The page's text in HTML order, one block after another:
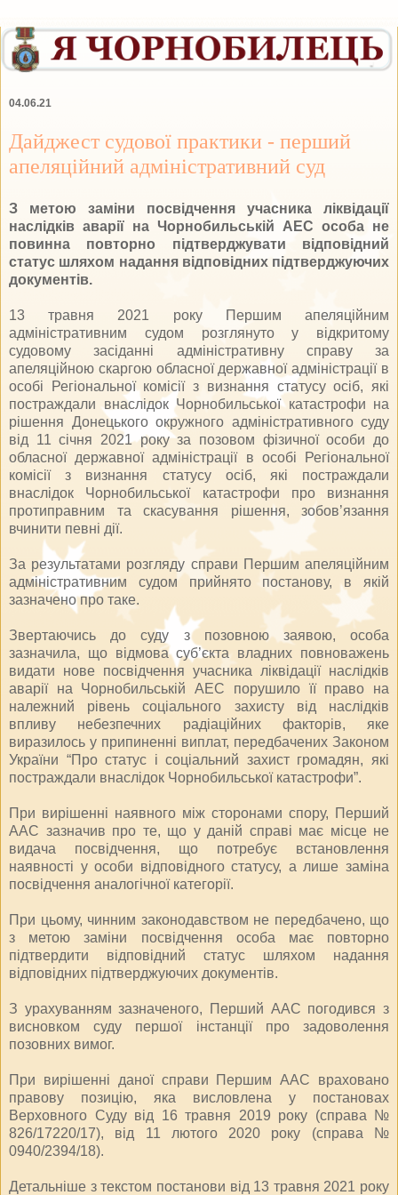
04.06.21
Дайджест судової практики - перший
апеляційний адміністративний суд
З метою заміни посвідчення учасника ліквідації
наслідків аварії на Чорнобильській АЕС особа не
повинна повторно підтверджувати відповідний
статус шляхом надання відповідних підтверджуючих
документів.
13 травня 2021 року Першим апеляційним
адміністративним судом розглянуто у відкритому
судовому засіданні адміністративну справу за
апеляційною скаргою обласної державної адміністрації в
особі Регіональної комісії з визнання статусу осіб, які
постраждали внаслідок Чорнобильської катастрофи на
рішення Донецького окружного адміністративного суду
від 11 січня 2021 року за позовом фізичної особи до
обласної державної адміністрації в особі Регіональної
комісії з визнання статусу осіб, які постраждали
внаслідок Чорнобильської катастрофи про визнання
протиправним та скасування рішення, зобов’язання
вчинити певні дії.
За результатами розгляду справи Першим апеляційним
адміністративним судом прийнято постанову, в якій
зазначено про таке.
Звертаючись до суду з позовною заявою, особа
зазначила, що відмова суб’єкта владних повноважень
видати нове посвідчення учасника ліквідації наслідків
аварії на Чорнобильській АЕС порушило її право на
належний рівень соціального захисту від наслідків
впливу небезпечних радіаційних факторів, яке
виразилось у припиненні виплат, передбачених Законом
України “Про статус і соціальний захист громадян, які
постраждали внаслідок Чорнобильської катастрофи”.
При вирішенні наявного між сторонами спору, Перший
ААС зазначив про те, що у даній справі має місце не
видача посвідчення, що потребує встановлення
наявності у особи відповідного статусу, а лише заміна
посвідчення аналогічної категорії.
При цьому, чинним законодавством не передбачено, що
з метою заміни посвідчення особа має повторно
підтвердити відповідний статус шляхом надання
відповідних підтверджуючих документів.
З урахуванням зазначеного, Перший ААС погодився з
висновком суду першої інстанції про задоволення
позовних вимог.
При вирішенні даної справи Першим ААС враховано
правову позицію, яка висловлена у постановах
Верховного Суду від 16 травня 2019 року (справа №
826/17220/17), від 11 лютого 2020 року (справа №
0940/2394/18).
Детальніше з текстом постанови від 13 травня 2021 року